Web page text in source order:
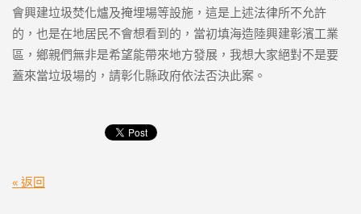
會興建垃圾焚化爐及掩埋場等設施，這是上述法律所不允許
的，也是在地居民不會想看到的，當初填海造陸興建彰濱工業
區，鄉親們無非是希望能帶來地方發展，我想大家絕對不是要
蓋來當垃圾場的，請彰化縣政府依法否決此案。
« 返回